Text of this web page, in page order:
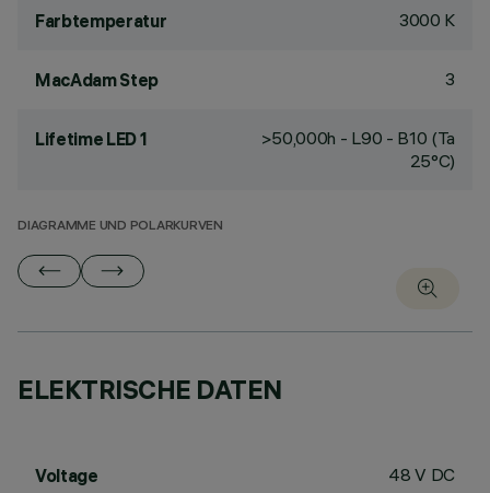
Farbtemperatur 3000 K
MacAdam Step 3
Lifetime LED 1
>50,000h - L90 - B10 (Ta
25°C)
DIAGRAMME UND POLARKURVEN
ELEKTRISCHE DATEN
Voltage 48 V DC